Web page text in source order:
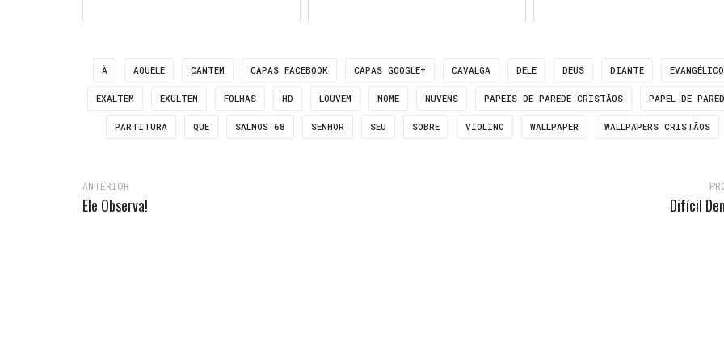
À AQUELE CANTEM CAPAS FACEBOOK CAPAS GOOGLE+ CAVALGA DELE DEUS DIANTE EVANGÉLICO
EXALTEM EXULTEM FOLHAS HD LOUVEM NOME NUVENS PAPEIS DE PAREDE CRISTÃOS PAPEL DE
PARTITURA QUE SALMOS 68 SENHOR SEU SOBRE VIOLINO WALLPAPER WALLPAPERS CRISTÃOS
ANTERIOR
Ele Observa! Difícil